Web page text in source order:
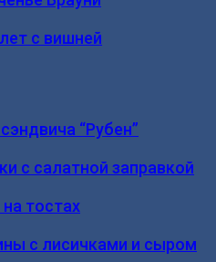
с вишней
“Рубен”
с салатной заправкой
тостах
с лисичками и сыром